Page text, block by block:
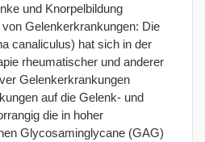
und Knorpelbildung
Gelenkerkrankungen: Die
canaliculus) hat sich in der
rheumatischer und anderer
Gelenkerkrankungen
auf die Gelenk- und
die in hoher
Glycosaminglycane (GAG)